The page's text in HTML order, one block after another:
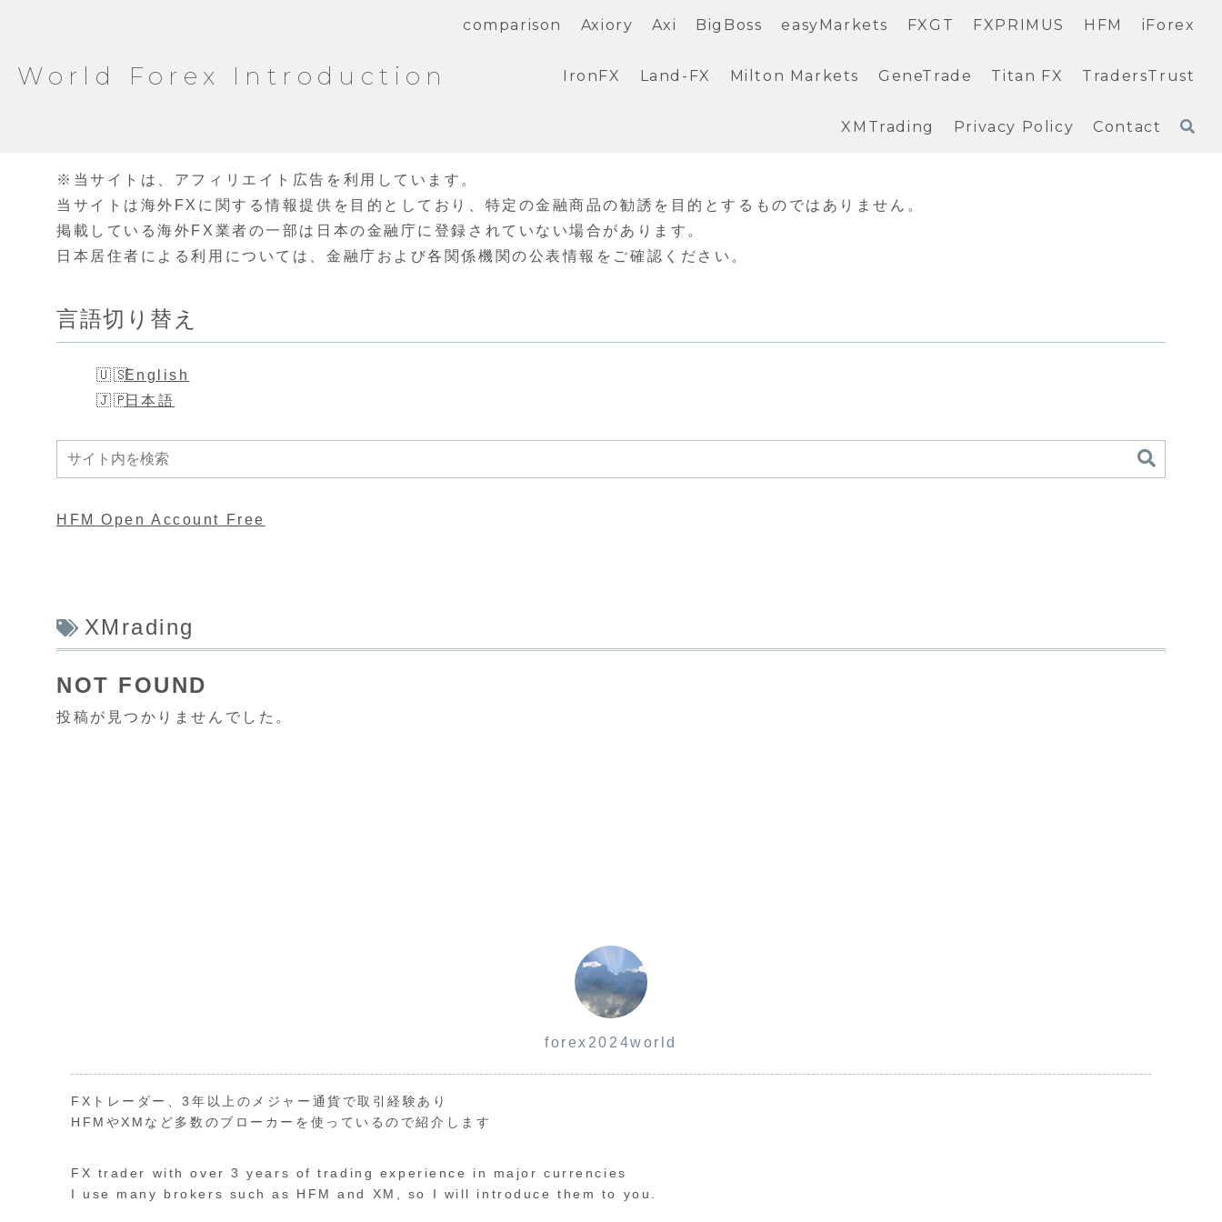
World Forex Introduction
comparison Axiory Axi BigBoss easyMarkets FXGT FXPRIMUS HFM iForex
IronFX Land-FX Milton Markets GeneTrade Titan FX TradersTrust
XMTrading Privacy Policy Contact
※当サイトは、アフィリエイト広告を利用しています。
当サイトは海外FXに関する情報提供を目的としており、特定の金融商品の勧誘を目的とするものではありません。
掲載している海外FX業者の一部は日本の金融庁に登録されていない場合があります。
日本居住者による利用については、金融庁および各関係機関の公表情報をご確認ください。
言語切り替え
English
日本語
HFM Open Account Free
XMrading
NOT FOUND
投稿が見つかりませんでした。
forex2024world
FXトレーダー、3年以上のメジャー通貨で取引経験あり
HFMやXMなど多数のブローカーを使っているので紹介します
FX trader with over 3 years of trading experience in major currencies
I use many brokers such as HFM and XM, so I will introduce them to you.